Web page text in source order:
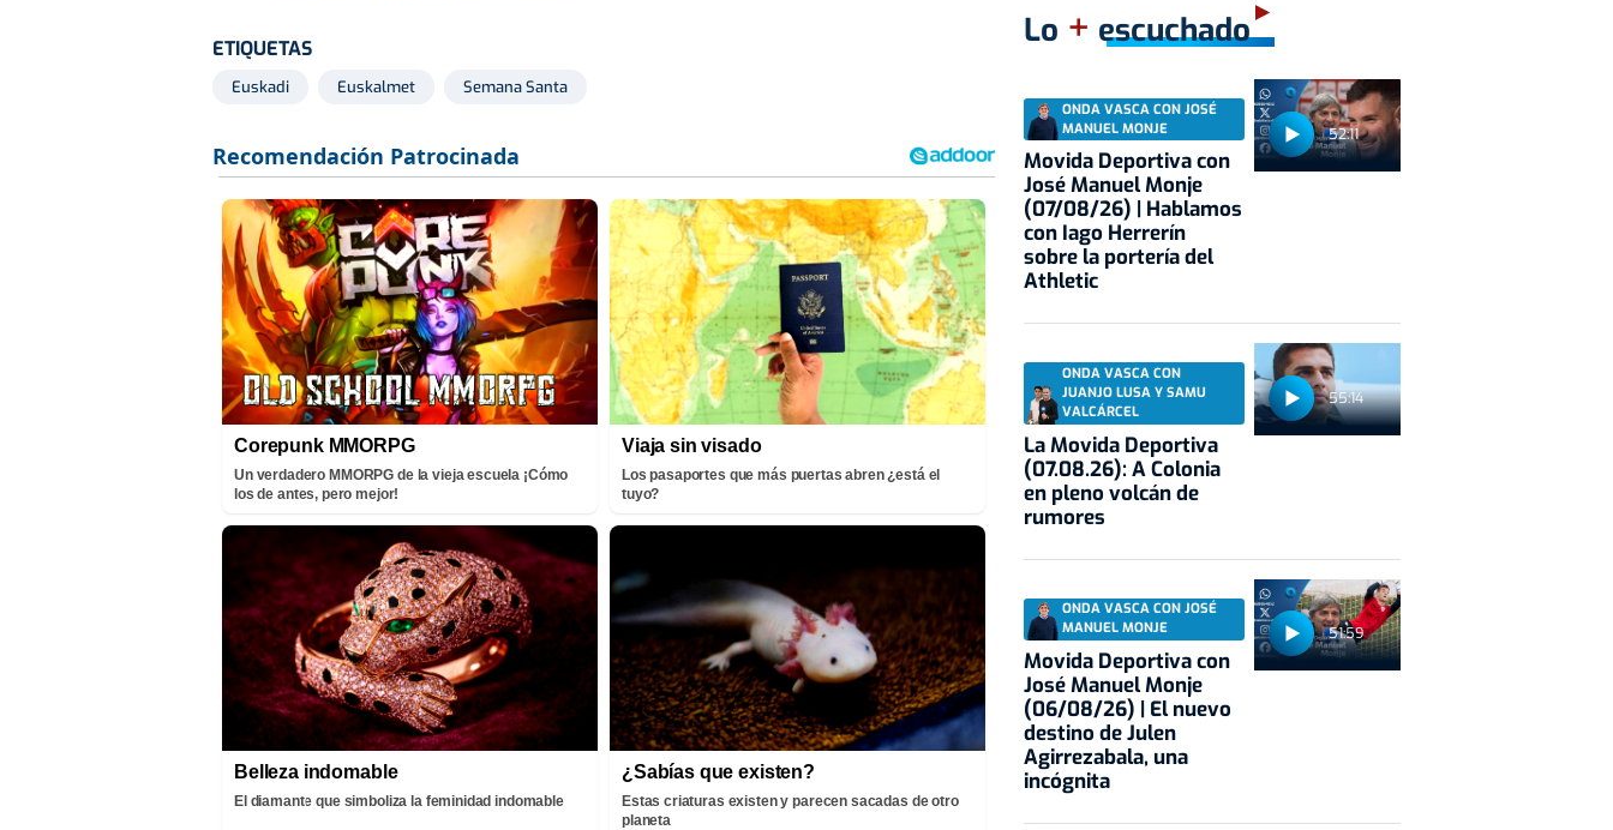
ETIQUETAS
Euskadi Euskalmet Semana Santa
Corepunk MMORPG
Un verdadero MMORPG de la vieja escuela ¡Cómo
los de antes, pero mejor!
Viaja sin visado
Los pasaportes que más puertas abren ¿está el
tuyo?
Belleza indomable
El diamante que simboliza la feminidad indomable
¿Sabías que existen?
Estas criaturas existen y parecen sacadas de otro
planeta
Lo + escuchado
52:11
ONDA VASCA CON JOSÉ
MANUEL MONJE
Movida Deportiva con
José Manuel Monje
(07/08/26) | Hablamos
con Iago Herrerín
sobre la portería del
Athletic
55:14
ONDA VASCA CON
JUANJO LUSA Y SAMU
VALCÁRCEL
La Movida Deportiva
(07.08.26): A Colonia
en pleno volcán de
rumores
51:59
ONDA VASCA CON JOSÉ
MANUEL MONJE
Movida Deportiva con
José Manuel Monje
(06/08/26) | El nuevo
destino de Julen
Agirrezabala, una
incógnita